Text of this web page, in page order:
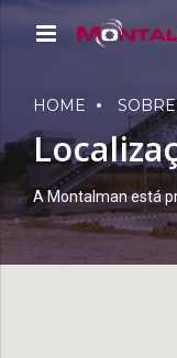
HOME
A Montalman está